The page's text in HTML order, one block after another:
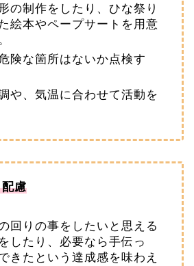
の制作をしたり、ひな祭り
絵本やペープサートを用意
険な箇所はないか点検す
や、気温に合わせて活動を
慮
回りの事をしたいと思える
したり、必要なら手伝っ
きたという達成感を味わえ